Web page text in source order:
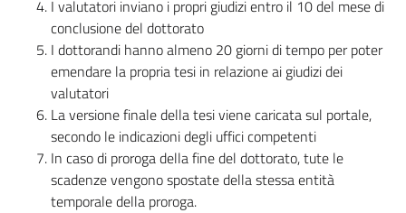
I valutatori inviano i propri giudizi entro il 10 del mese di
conclusione del dottorato
I dottorandi hanno almeno 20 giorni di tempo per poter
emendare la propria tesi in relazione ai giudizi dei
valutatori
La versione finale della tesi viene caricata sul portale,
secondo le indicazioni degli uffici competenti
In caso di proroga della fine del dottorato, tute le
scadenze vengono spostate della stessa entità
temporale della proroga.